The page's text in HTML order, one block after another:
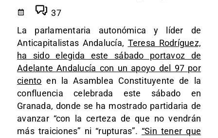
37
La parlamentaria autonómica y líder de
Anticapitalistas Andalucía, Teresa Rodríguez,
ha sido elegida este sábado portavoz de
Adelante Andalucía con un apoyo del 97 por
ciento en la Asamblea Constituyente de la
confluencia celebrada este sábado en
Granada, donde se ha mostrado partidaria de
avanzar “con la certeza de que no vendrán
más traiciones” ni “rupturas”. “Sin tener que